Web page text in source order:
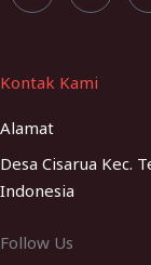
Kontak Kami
Alamat
Desa Cisarua Kec.
Indonesia
Follow Us